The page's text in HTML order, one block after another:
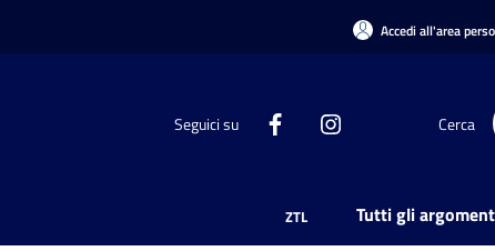
Accedi all'area
Seguici su Cerca
ZTL Tutti gli